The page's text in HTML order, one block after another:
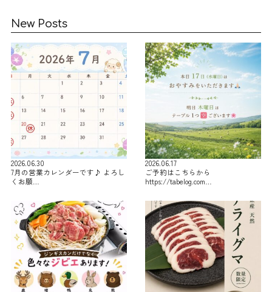
New Posts
2026.06.30
7月の営業カレンダーです♪ よろし
くお願…
2026.06.17
ご予約はこちらから
https://tabelog.com…